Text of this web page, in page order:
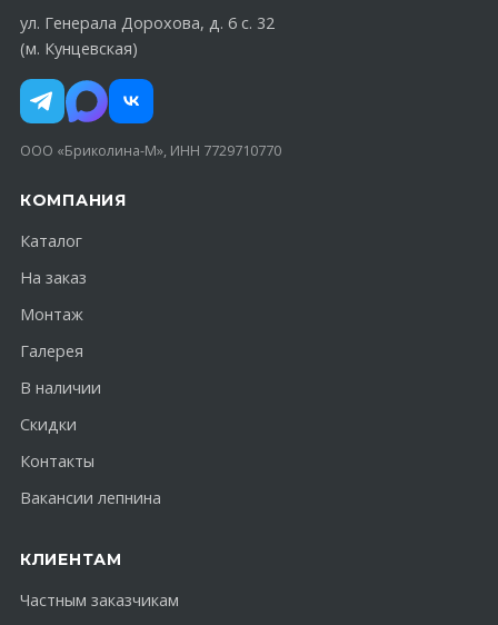
ул. Генерала Дорохова, д. 6 с. 32
(м. Кунцевская)
ООО «Бриколина-М», ИНН 7729710770
КОМПАНИЯ
Каталог
На заказ
Монтаж
Галерея
В наличии
Скидки
Контакты
Вакансии лепнина
КЛИЕНТАМ
Частным заказчикам